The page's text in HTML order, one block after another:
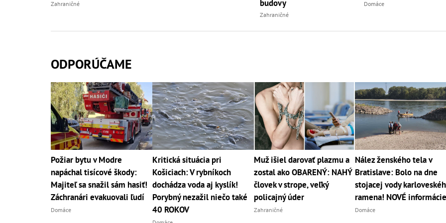
Zahraničné budovy
Zahraničné
Domáce
ODPORÚČAME
Požiar bytu v Modre
napáchal tisícové škody:
Majiteľ sa snažil sám hasiť!
Záchranári evakuovali ľudí
Domáce
Kritická situácia pri
Košiciach: V rybníkoch
dochádza voda aj kyslík!
Porybný nezažil niečo také
40 ROKOV
Muž išiel darovať plazmu a
zostal ako OBARENÝ: NAHÝ
človek v strope, veľký
policajný úder
Zahraničné
Nález ženského tela v
Bratislave: Bolo na dne
stojacej vody
ramena! NOVÉ
Domáce